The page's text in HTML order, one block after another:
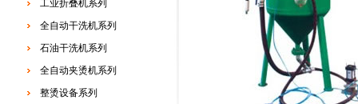
工业折叠机系列
全自动干洗机系列
石油干洗机系列
全自动夹烫机系列
整烫设备系列